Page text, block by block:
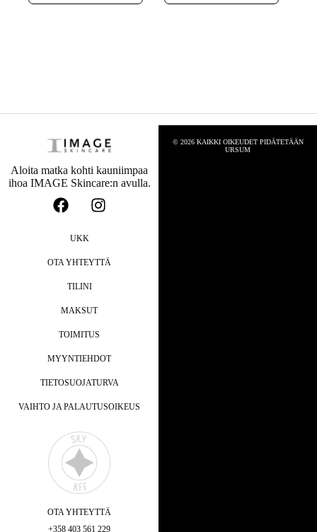
Aloita matka kohti kauniimpaa
ihoa IMAGE Skincare:n avulla.
UKK
OTA YHTEYTTÄ
TILINI
MAKSUT
TOIMITUS
MYYNTIEHDOT
TIETOSUOJATURVA
VAIHTO JA PALAUTUSOIKEUS
OTA YHTEYTTÄ
+358 403 561 229
© 2026 KAIKKI OIKEUDET PIDÄTETÄÄN
URSUM